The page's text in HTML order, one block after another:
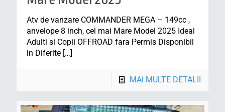
Atv de vanzare COMMANDER MEGA – 149cc ,
anvelope 8 inch, cel mai Mare Model 2025 Ideal
Adulti si Copii OFFROAD fara Permis Disponibil
in Diferite […]
MAI MULTE DETALII